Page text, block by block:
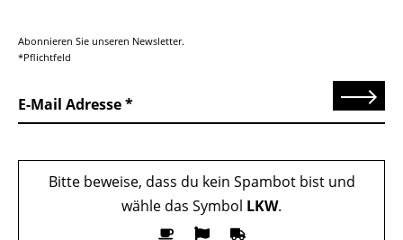
Abonnieren Sie unseren Newsletter.
*Pflichtfeld
E-Mail Adresse Senden
Bitte beweise, dass du kein Spambot bist und
wähle das Symbol LKW.